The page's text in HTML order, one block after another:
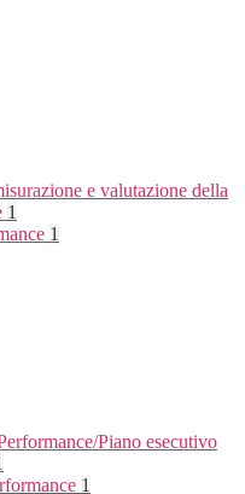
e valutazione della
1
1
Piano esecutivo
1